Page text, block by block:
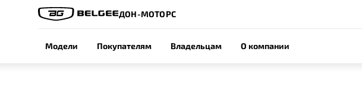
ДОН-МОТОРС
Модели Покупателям Владельцам О компании